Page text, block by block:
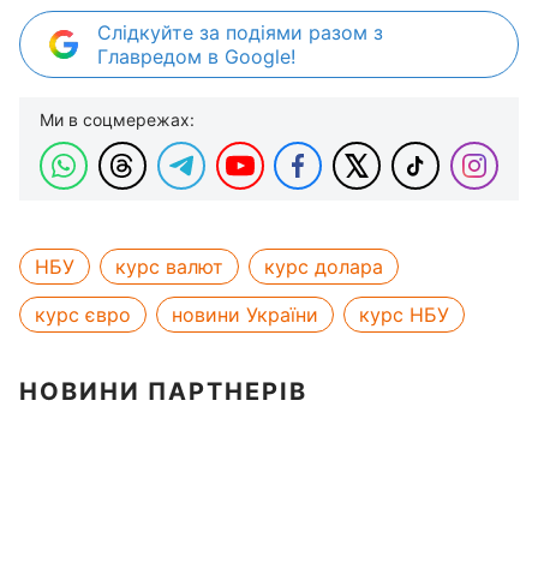
Слідкуйте за подіями разом з
Главредом в Google!
Ми в соцмережах:
НБУ курс валют
курс долара
курс євро
новини України курс НБУ
НОВИНИ ПАРТНЕРІВ